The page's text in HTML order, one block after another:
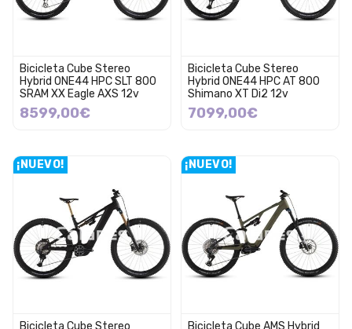
Bicicleta Cube Stereo
Hybrid ONE44 HPC SLT 800
SRAM XX Eagle AXS 12v
8599,00€
Bicicleta Cube Stereo
Hybrid ONE44 HPC AT 800
Shimano XT Di2 12v
7099,00€
¡NUEVO!
Bicicleta Cube Stereo
¡NUEVO!
Bicicleta Cube AMS Hybrid